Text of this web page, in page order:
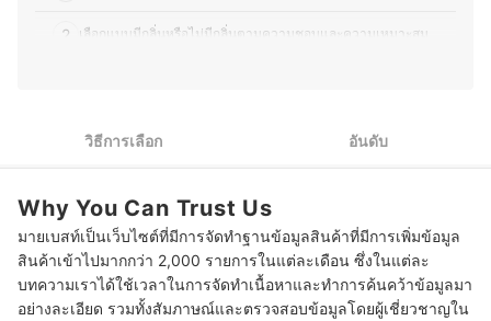
ปลอดภัยในบ้าน ที่ช่วยเพิ่มความสะดวกและปลอดภัยในชีวิต
2 เลือกแบบมีกลิ่นหรือไม่มีกลิ่นตามความชอบและความเหมาะสม
ค่าใช้จ่าย
วิธีการเลือก อันดับ
Why You Can Trust Us
มายเบสท์เป็นเว็บไซต์ที่มีการจัดทำฐานข้อมูลสินค้าที่มีการเพิ่มข้อมูล
สินค้าเข้าไปมากกว่า 2,000 รายการในแต่ละเดือน ซึ่งในแต่ละ
บทความเราได้ใช้เวลาในการจัดทำเนื้อหาและทำการค้นคว้าข้อมูลมา
อย่างละเอียด รวมทั้งสัมภาษณ์และตรวจสอบข้อมูลโดยผู้เชี่ยวชาญใน